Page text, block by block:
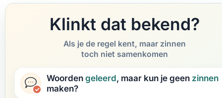
Klinkt dat bekend?
Als je de regel kent, maar zinnen
toch niet samenkomen
Woordengeleerd, maar kun je geen zinnen
maken?